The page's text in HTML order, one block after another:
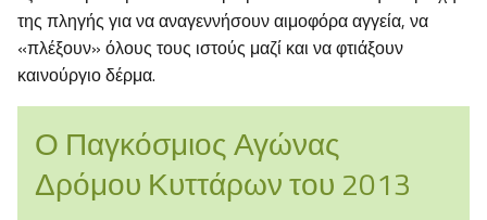
της πληγής για να αναγεννήσουν αιμοφόρα αγγεία, να
«πλέξουν» όλους τους ιστούς μαζί και να φτιάξουν
καινούργιο δέρμα.
Ο Παγκόσμιος Αγώνας
Δρόμου Κυττάρων του 2013